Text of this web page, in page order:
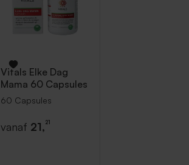
Vitals Elke Dag
Mama 60 Capsules
60 Capsules
vanaf 21,21